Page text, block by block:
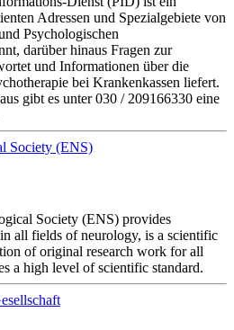
Adressen und Spezialgebiete von
Psychologischen
darüber hinaus Fragen zur
und Informationen über die
bei Krankenkassen liefert.
gibt es unter 030 / 209166330 eine
Society (ENS)
Society (ENS) provides
all fields of neurology, is a scientific
of original research work for all
a high level of scientific standard.